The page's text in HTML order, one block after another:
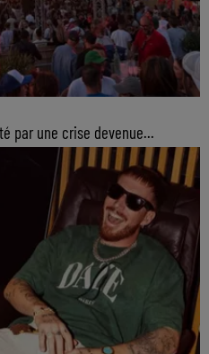
par une crise devenue...